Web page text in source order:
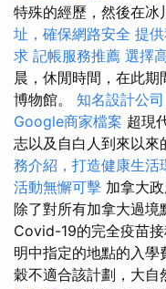
特殊的經歷，然後在冰
址，確保網路安全 提
求 記帳服務推薦 選擇
晨，休閒時間，在此
博物館。 知名設計公
Google商家檔案 超現
志以及自白人到來以來
務介紹，打造健康生活
活動無懈可擊 加拿大
除了對所有加拿大過
Covid-19的完全疫苗
明中指定的地點的入學
穀不適合該計劃，大自